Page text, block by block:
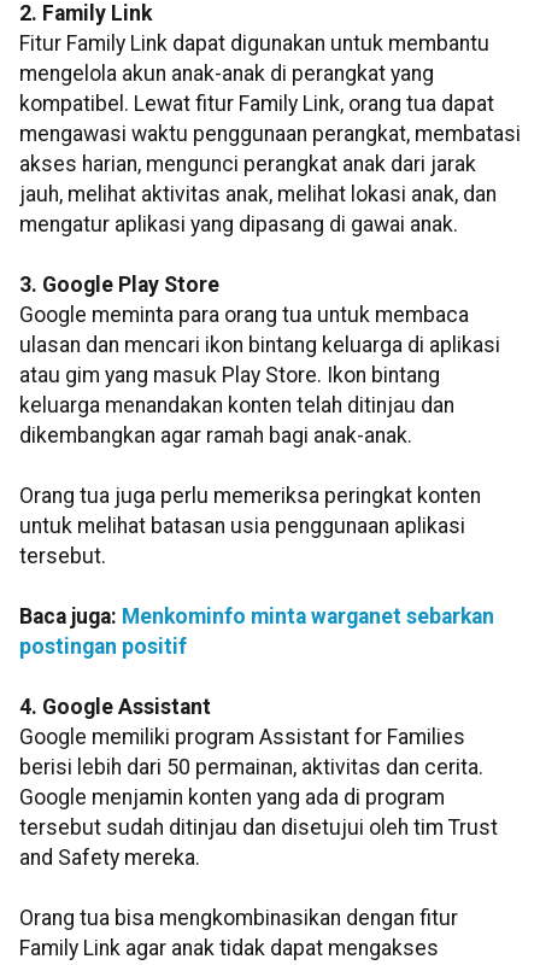
2. Family Link
Fitur Family Link dapat digunakan untuk membantu
mengelola akun anak-anak di perangkat yang
kompatibel. Lewat fitur Family Link, orang tua dapat
mengawasi waktu penggunaan perangkat, membatasi
akses harian, mengunci perangkat anak dari jarak
jauh, melihat aktivitas anak, melihat lokasi anak, dan
mengatur aplikasi yang dipasang di gawai anak.
3. Google Play Store
Google meminta para orang tua untuk membaca
ulasan dan mencari ikon bintang keluarga di aplikasi
atau gim yang masuk Play Store. Ikon bintang
keluarga menandakan konten telah ditinjau dan
dikembangkan agar ramah bagi anak-anak.
Orang tua juga perlu memeriksa peringkat konten
untuk melihat batasan usia penggunaan aplikasi
tersebut.
Baca juga: Menkominfo minta warganet sebarkan
postingan positif
4. Google Assistant
Google memiliki program Assistant for Families
berisi lebih dari 50 permainan, aktivitas dan cerita.
Google menjamin konten yang ada di program
tersebut sudah ditinjau dan disetujui oleh tim Trust
and Safety mereka.
Orang tua bisa mengkombinasikan dengan fitur
Family Link agar anak tidak dapat mengakses